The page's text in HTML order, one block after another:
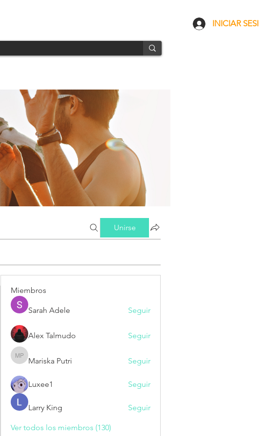
Unirse
Miembros
Sarah Adele Seguir
Alex Talmudo Seguir
Mariska Putri
Mariska Putri Seguir
Luxee1 Seguir
Larry King Seguir
Ver todos los miembros (130)
INICIAR